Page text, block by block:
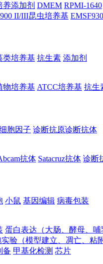
养添加剂 DMEM RPMI-1640
II/III昆虫培养基
类培养基 抗生素 添加剂
物培养基 ATCC培养基 抗生
胞因子 诊断抗原诊断抗体
抗体 Satacruz抗体 诊断
小鼠 基因编辑 病毒包装
蛋白表达（大肠、酵母、
验（模型建立、凋亡、粘
备 甲基化检测 芯片